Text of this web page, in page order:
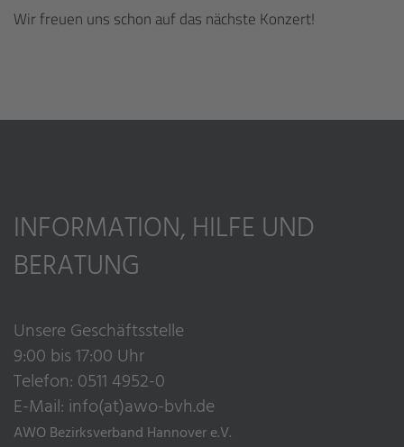
Wir freuen uns schon auf das nächste Konzert!
INFORMATION, HILFE UND
BERATUNG
Unsere Geschäftsstelle
9:00 bis 17:00 Uhr
Telefon: 0511 4952-0
E-Mail: info(at)awo-bvh.de
AWO Bezirksverband Hannover e.V.